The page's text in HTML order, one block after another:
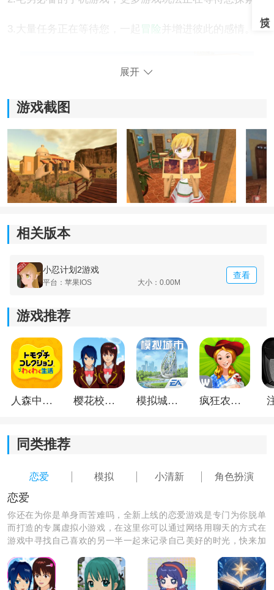
3.大量任务正在等待您，一起 冒险 并增进彼此的感情。
《小忍计划2》游戏亮点：
1.3D绘画风格可以使女友的更加小清新。
感觉。
小忍计划2怎么前往温泉：
1、进入游戏后，在界面左上角点击地图按钮；
2、在地图界面中找到温泉位置，点击即可查看路线；
展开
游戏截图
相关版本
小忍计划2游戏
平台：苹果IOS 大小：0.00M
查看
游戏推荐
人森中文版 樱花校园模拟器1.048.00中文版 模拟城市我是巿长联机版 疯狂农场3美国派19
同类推荐
恋爱 模拟 小清新 角色扮演
恋爱
你还在为你是单身而苦难吗，全新上线的恋爱游戏是专门为你脱单
而打造的专属虚拟小游戏，在这里你可以通过网络用聊天的方式在
游戏中寻找自己喜欢的另一半一起来记录自己美好的时光，快来加